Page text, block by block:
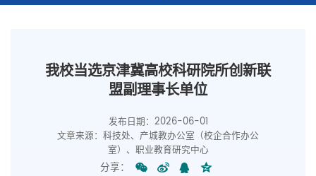
我校当选京津冀高校科研院所创新联
盟副理事长单位
发布日期：2026-06-01
文章来源：科技处、产城教办公室（校企合作办公
室）、职业教育研究中心
分享：